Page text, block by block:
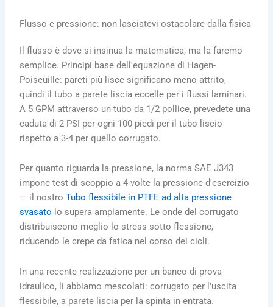
Flusso e pressione: non lasciatevi ostacolare dalla fisica
Il flusso è dove si insinua la matematica, ma la faremo
semplice. Principi base dell'equazione di Hagen-
Poiseuille: pareti più lisce significano meno attrito,
quindi il tubo a parete liscia eccelle per i flussi laminari.
A 5 GPM attraverso un tubo da 1/2 pollice, prevedete una
caduta di 2 PSI per ogni 100 piedi per il tubo liscio
rispetto a 3-4 per quello corrugato.
Per quanto riguarda la pressione, la norma SAE J343
impone test di scoppio a 4 volte la pressione d'esercizio
— il nostroTubo flessibile in PTFE ad alta pressione
svasato lo supera ampiamente. Le onde del corrugato
distribuiscono meglio lo stress sotto flessione,
riducendo le crepe da fatica nel corso dei cicli.
In una recente realizzazione per un banco di prova
idraulico, li abbiamo mescolati: corrugato per l'uscita
flessibile, a parete liscia per la spinta in entrata.